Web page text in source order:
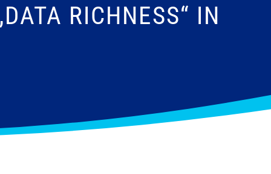
RICHNESS“ IN